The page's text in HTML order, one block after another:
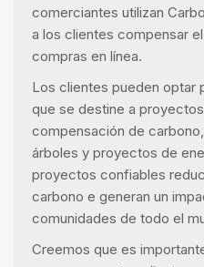
comerciantes utilizan
a los clientes compensar
compras en línea.
Los clientes pueden optar
que se destine a
compensación de
árboles y proyectos de
proyectos confiables
carbono e generan un
comunidades de todo el
Creemos que es